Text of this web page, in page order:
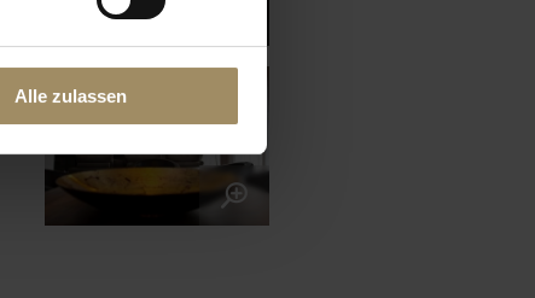
Alle zulassen